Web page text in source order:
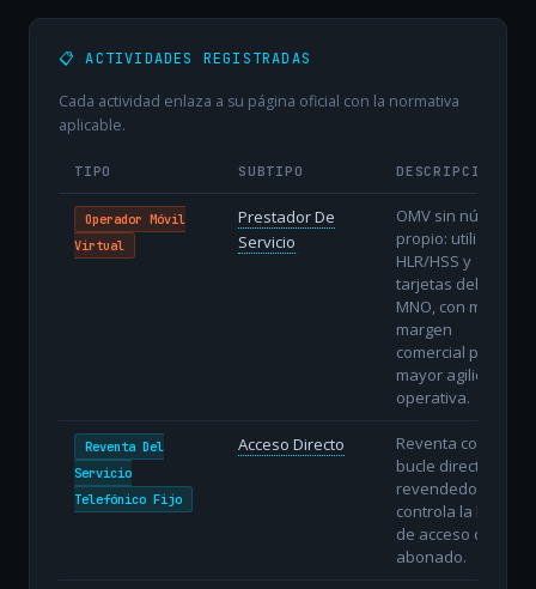
📋 ACTIVIDADES REGISTRADAS
Cada actividad enlaza a su página oficial con la normativa
aplicable.
TIPO SUBTIPO DESCRIPCIÓN
Operador Móvil
Virtual
Prestador De
Servicio
OMV sin núcleo
propio: utiliza
HLR/HSS y
tarjetas del
MNO, con menor
margen
comercial pero
mayor agilidad
operativa.
Reventa Del
Servicio
Telefónico Fijo
Acceso Directo
Reventa con
bucle directo: el
revendedor
controla la línea
de acceso del
abonado.